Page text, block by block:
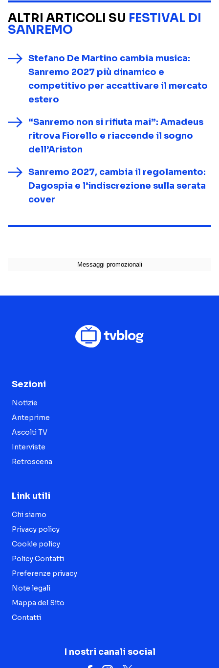
ALTRI ARTICOLI SU FESTIVAL DI
SANREMO
Stefano De Martino cambia musica:
Sanremo 2027 più dinamico e
competitivo per accattivare il mercato
estero
“Sanremo non si rifiuta mai”: Amadeus
ritrova Fiorello e riaccende il sogno
dell’Ariston
Sanremo 2027, cambia il regolamento:
Dagospia e l’indiscrezione sulla serata
cover
Sezioni
Notizie
Anteprime
Ascolti TV
Interviste
Retroscena
Link utili
Chi siamo
Privacy policy
Cookie policy
Policy Contatti
Preferenze privacy
Note legali
Mappa del Sito
Contatti
I nostri canali social